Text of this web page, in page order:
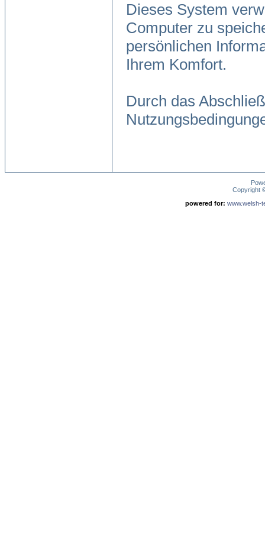
Dieses System
Computer zu
persönlichen
Ihrem Komfort.
Durch das
Copyright
powered for: www.welsh-